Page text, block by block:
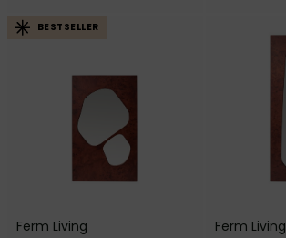
BESTSELLER
Ferm Living
Ferm Living